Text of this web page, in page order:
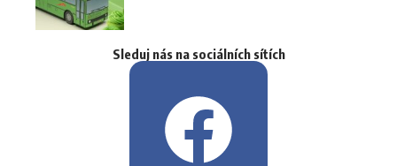
Sleduj nás na sociálních sítích